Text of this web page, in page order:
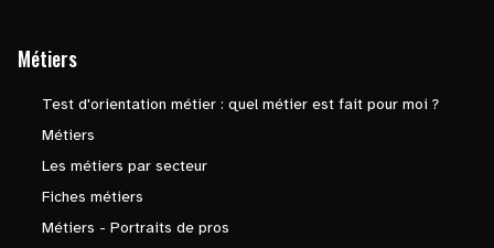
Métiers
Test d'orientation métier : quel métier est fait pour moi ?
Métiers
Les métiers par secteur
Fiches métiers
Métiers - Portraits de pros